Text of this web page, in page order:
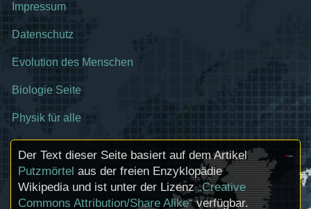
Impressum
Datenschutz
Evolution des Menschen
Biologie Seite
Physik für alle
Der Text dieser Seite basiert auf dem Artikel
Putzmörtel aus der freien Enzyklopädie
Wikipedia und ist unter der Lizenz„Creative
Commons Attribution/Share Alike“verfügbar.